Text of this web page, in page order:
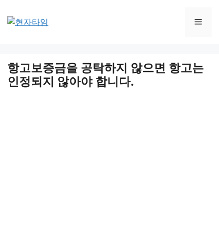
항고보증금을 공탁하지 않으면 항고는
인정되지 않아야 합니다.